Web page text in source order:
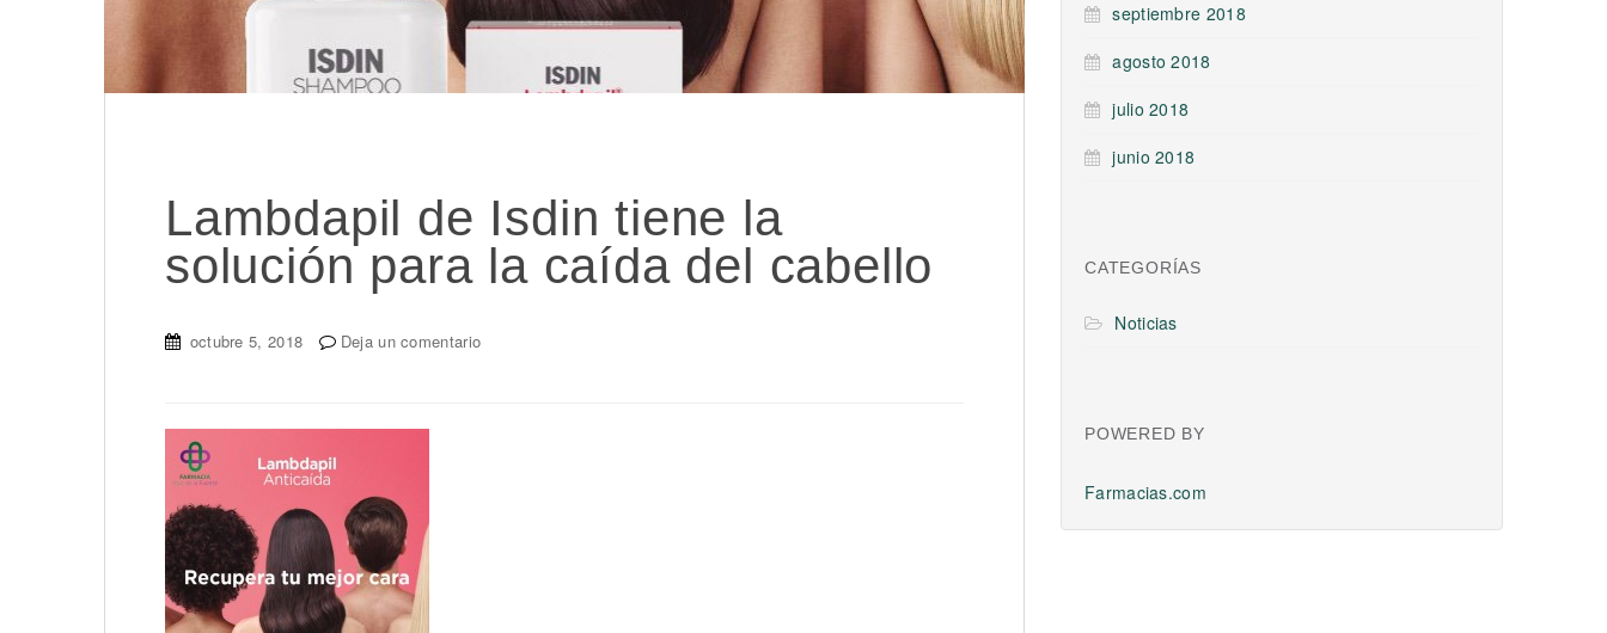
Lambdapil de Isdin tiene la
solución para la caída del cabello
octubre 5, 2018 Deja un comentario
septiembre 2018
agosto 2018
julio 2018
junio 2018
CATEGORÍAS
Noticias
POWERED BY
Farmacias.com